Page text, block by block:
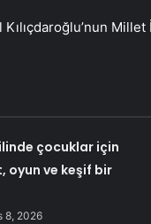
Kılıçdaroğlu’nun
çocuklar için
oyun ve keşif bir
8, 2026